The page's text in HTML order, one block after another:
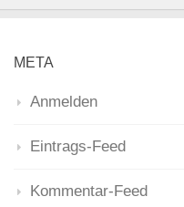
META
Anmelden
Eintrags-Feed
Kommentar-Feed